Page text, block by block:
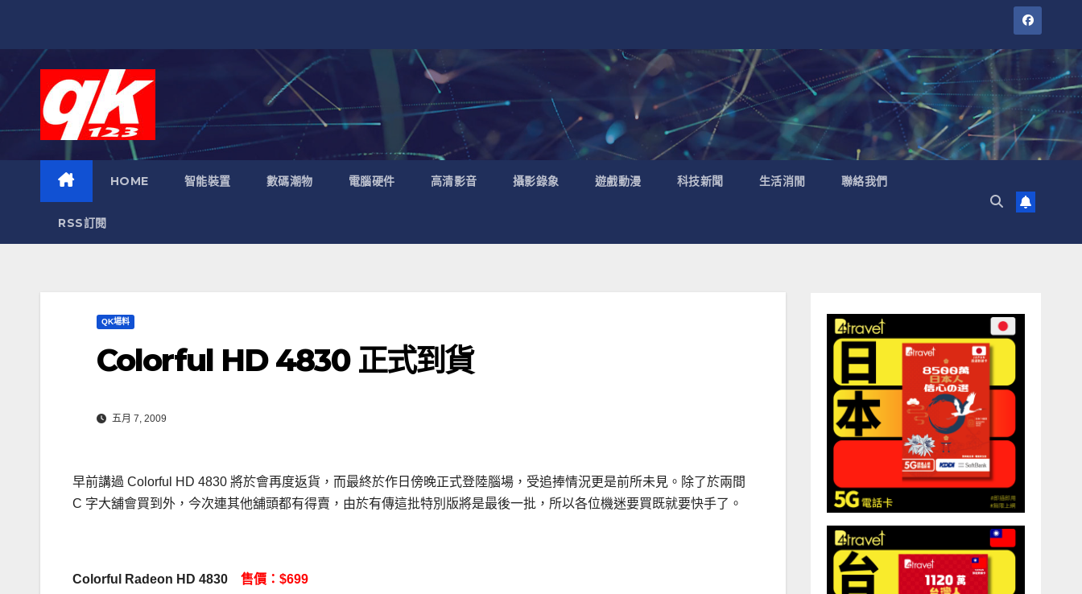
HOME 智能裝置 數碼潮物 電腦硬件 高清影音 攝影錄象 遊戲動漫 科技新聞 生活消閒 聯絡我們
RSS訂閱
QK場料
Colorful HD 4830 正式到貨
五月 7, 2009
早前講過 Colorful HD 4830 將於會再度返貨，而最終於作日傍晚正式登陸腦場，受追捧情況更是前所未見。除了於兩間
C 字大舖會買到外，今次連其他舖頭都有得賣，由於有傳這批特別版將是最後一批，所以各位機迷要買既就要快手了。
Colorful Radeon HD 4830 售價：$699